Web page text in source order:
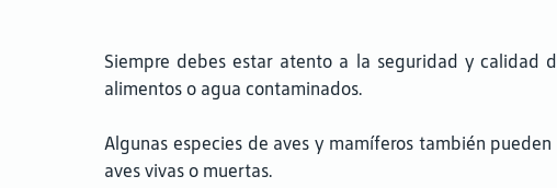
Siempre debes estar atento a la seguridad y calidad
alimentos o agua contaminados.
Algunas especies de aves y mamíferos también
aves vivas o muertas.